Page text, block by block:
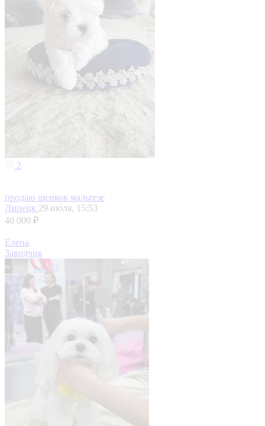
2
продаю щенков мальтезе
Липецк 29 июля, 15:53
40 000 ₽
Елена
Заводчик